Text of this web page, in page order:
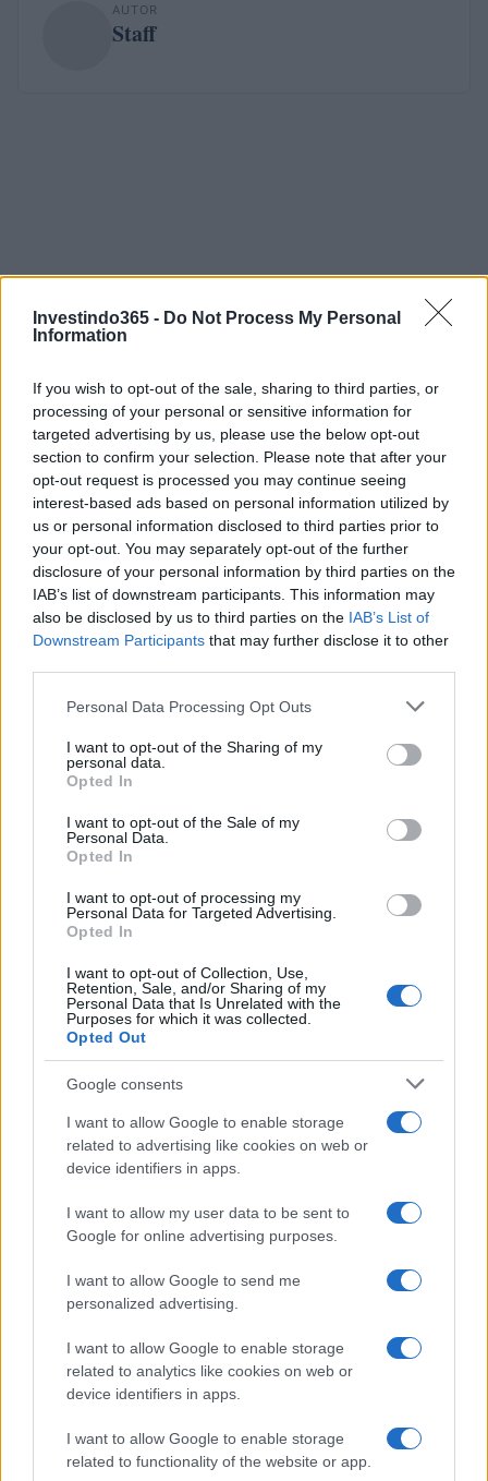
Investindo365 - Do Not Process My Personal
Information
If you wish to opt-out of the sale, sharing to third parties, or
processing of your personal or sensitive information for
targeted advertising by us, please use the below opt-out
section to confirm your selection. Please note that after your
opt-out request is processed you may continue seeing
interest-based ads based on personal information utilized by
us or personal information disclosed to third parties prior to
your opt-out. You may separately opt-out of the further
disclosure of your personal information by third parties on the
IAB’s list of downstream participants. This information may
also be disclosed by us to third parties on the IAB’s List of
Downstream Participants that may further disclose it to other
Please note that this website/app uses one or more Google
not limited to your visit or usage behaviour. You may click to
grant or deny consent to Google and its third-party tags to
use your data for below specified purposes in below Google
consent section.
Personal Data Processing Opt Outs
I want to opt-out of the Sharing of my
personal data.
Opted In
I want to opt-out of the Sale of my
Personal Data.
Opted In
I want to opt-out of processing my
Personal Data for Targeted Advertising.
Opted In
I want to opt-out of Collection, Use,
Retention, Sale, and/or Sharing of my
Personal Data that Is Unrelated with the
Purposes for which it was collected.
Opted Out
Google consents
I want to allow Google to enable storage
related to advertising like cookies on web or
device identifiers in apps.
I want to allow my user data to be sent to
Google for online advertising purposes.
I want to allow Google to send me
personalized advertising.
I want to allow Google to enable storage
related to analytics like cookies on web or
device identifiers in apps.
I want to allow Google to enable storage
related to functionality of the website or app.
AUTOR
Staff
Continue lendo
Rafael Oliveira · 6 ago 2026
Tensões diplomáticas entre Brasil e Argentina: o que está em
Rafael Oliveira · 4 ago 2026